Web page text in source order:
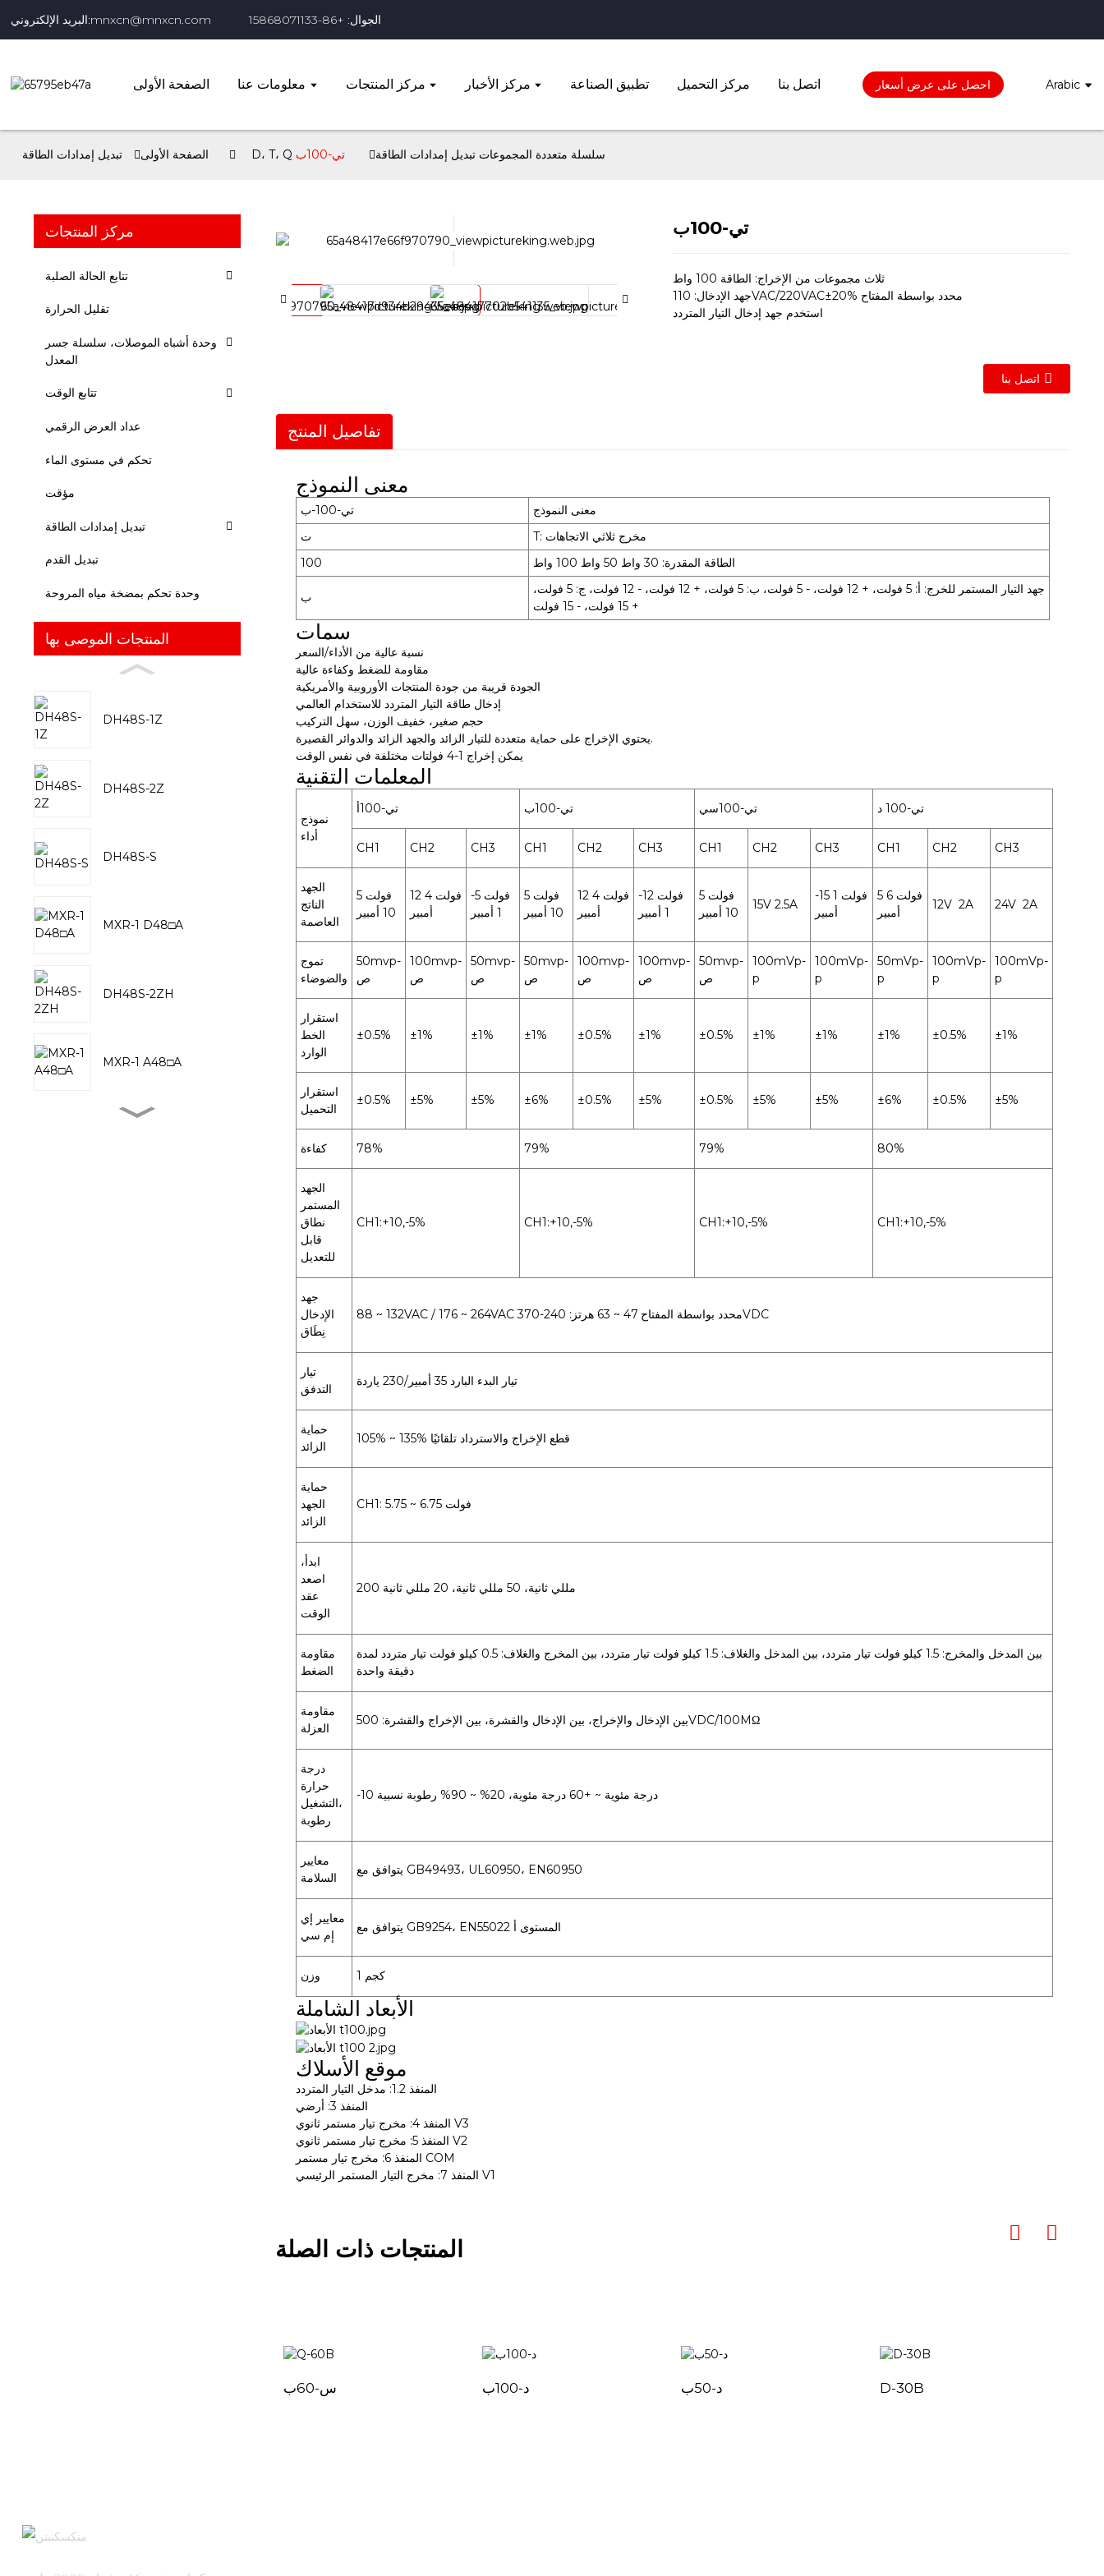
البريد الإلكتروني:mnxcn@mnxcn.com الجوال: +86-15868071133
الصفحة الأولى معلومات عنا مركز المنتجات مركز الأخبار تطبيق الصناعة مركز التحميل اتصل بنا احصل على عرض أسعار Arabic
الصفحة الأولى تبديل إمدادات الطاقة D، T، Q سلسلة متعددة المجموعات تبديل إمدادات الطاقة تي-100ب
مركز المنتجات
تتابع الحالة الصلبة
تقليل الحرارة
وحدة أشباه الموصلات، سلسلة جسر
المعدل
تتابع الوقت
عداد العرض الرقمي
تحكم في مستوى الماء
مؤقت
تبديل إمدادات الطاقة
تبديل القدم
وحدة تحكم بمضخة مياه المروحة
المنتجات الموصى بها
DH48S-1Z
DH48S-2Z
DH48S-S
MXR-1 D48□A
DH48S-2ZH
MXR-1 A48□A
تي-100ب
ثلاث مجموعات من الإخراج: الطاقة 100 واط
جهد الإدخال: 110VAC/220VAC±20% محدد بواسطة المفتاح
استخدم جهد إدخال التيار المتردد
اتصل بنا
تفاصيل المنتج
معنى النموذج
تي-100-ب
معنى النموذج
ت
T: مخرج ثلاثي الاتجاهات
100
الطاقة المقدرة: 30 واط 50 واط 100 واط
ب
جهد التيار المستمر للخرج: أ: 5 فولت، + 12 فولت، - 5 فولت، ب: 5 فولت، + 12 فولت، - 12 فولت، ج: 5 فولت،
+ 15 فولت، - 15 فولت
سمات
نسبة عالية من الأداء/السعر
مقاومة للضغط وكفاءة عالية
الجودة قريبة من جودة المنتجات الأوروبية والأمريكية
إدخال طاقة التيار المتردد للاستخدام العالمي
حجم صغير، خفيف الوزن، سهل التركيب
يحتوي الإخراج على حماية متعددة للتيار الزائد والجهد الزائد والدوائر القصيرة.
يمكن إخراج 1-4 فولتات مختلفة في نفس الوقت
المعلمات التقنية
نموذج
أداء
تي-100أ تي-100ب تي-100سي تي-100 د
CH1 CH2 CH3 CH1 CH2 CH3 CH1 CH2 CH3 CH1 CH2 CH3
الجهد
الناتج
العاصمة
5 فولت
10 أمبير
12 فولت 4
أمبير
-5 فولت
1 أمبير
5 فولت
10 أمبير
12 فولت 4
أمبير
-12 فولت
1 أمبير
5 فولت
10 أمبير
15V 2.5A
-15 فولت 1
أمبير
5 فولت 6
أمبير
12V 2A 24V 2A
تموج
والضوضاء
50mvp-
ص
100mvp-
ص
50mvp-
ص
50mvp-
ص
100mvp-
ص
100mvp-
ص
50mvp-
ص
100mVp-
p
100mVp-
p
50mVp-
p
100mVp-
p
100mVp-
p
استقرار
الخط
الوارد
±0.5% ±1% ±1% ±1% ±0.5% ±1% ±0.5% ±1% ±1% ±1% ±0.5% ±1%
استقرار
التحميل
±0.5% ±5% ±5% ±6% ±0.5% ±5% ±0.5% ±5% ±5% ±6% ±0.5% ±5%
كفاءة 78% 79% 79% 80%
الجهد
المستمر
نطاق
قابل
للتعديل
CH1:+10,-5% CH1:+10,-5% CH1:+10,-5% CH1:+10,-5%
جهد
الإدخال
نِطَاق
88 ~ 132VAC / 176 ~ 264VAC محدد بواسطة المفتاح 47 ~ 63 هرتز: 240-370VDC
تيار
التدفق
تيار البدء البارد 35 أمبير/230 ياردة
حماية
الزائد
105% ~ 135% قطع الإخراج والاسترداد تلقائيًا
حماية
الجهد
الزائد
CH1: 5.75 ~ 6.75 فولت
ابدأ،
اصعد
عقد
الوقت
200 مللي ثانية، 50 مللي ثانية، 20 مللي ثانية
مقاومة
الضغط
بين المدخل والمخرج: 1.5 كيلو فولت تيار متردد، بين المدخل والغلاف: 1.5 كيلو فولت تيار متردد، بين المخرج والغلاف: 0.5 كيلو فولت تيار متردد لمدة
دقيقة واحدة
مقاومة
العزلة
بين الإدخال والإخراج، بين الإدخال والقشرة، بين الإخراج والقشرة: 500VDC/100MΩ
درجة
حرارة
التشغيل،
رطوبة
-10 درجة مئوية ~ +60 درجة مئوية، 20% ~ 90% رطوبة نسبية
معايير
السلامة
يتوافق مع GB49493، UL60950، EN60950
معايير إي
إم سي
يتوافق مع GB9254، EN55022 المستوى أ
وزن 1 كجم
الأبعاد الشاملة
موقع الأسلاك
المنفذ 1.2: مدخل التيار المتردد
المنفذ 3: أرضي
المنفذ 4: مخرج تيار مستمر ثانوي V3
المنفذ 5: مخرج تيار مستمر ثانوي V2
المنفذ 6: مخرج تيار مستمر COM
المنفذ 7: مخرج التيار المستمر الرئيسي V1
المنتجات ذات الصلة
س-60ب د-100ب د-50ب D-30B